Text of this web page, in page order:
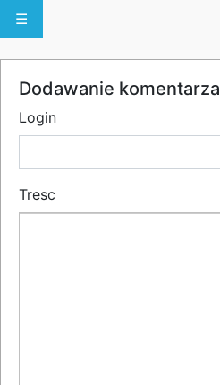
☰
Dodawanie komentarza
Login
Tresc